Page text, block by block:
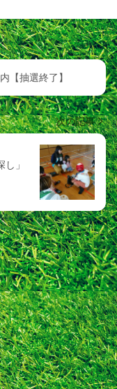
【抽選終了】
次の記事
」